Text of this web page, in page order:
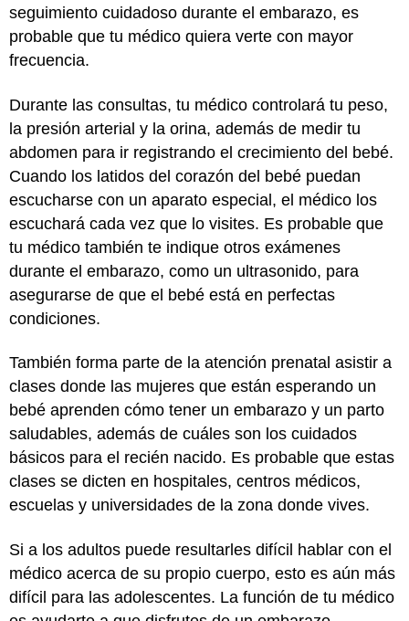
seguimiento cuidadoso durante el embarazo, es
probable que tu médico quiera verte con mayor
frecuencia.
Durante las consultas, tu médico controlará tu peso,
la presión arterial y la orina, además de medir tu
abdomen para ir registrando el crecimiento del bebé.
Cuando los latidos del corazón del bebé puedan
escucharse con un aparato especial, el médico los
escuchará cada vez que lo visites. Es probable que
tu médico también te indique otros exámenes
durante el embarazo, como un ultrasonido, para
asegurarse de que el bebé está en perfectas
condiciones.
También forma parte de la atención prenatal asistir a
clases donde las mujeres que están esperando un
bebé aprenden cómo tener un embarazo y un parto
saludables, además de cuáles son los cuidados
básicos para el recién nacido. Es probable que estas
clases se dicten en hospitales, centros médicos,
escuelas y universidades de la zona donde vives.
Si a los adultos puede resultarles difícil hablar con el
médico acerca de su propio cuerpo, esto es aún más
difícil para las adolescentes. La función de tu médico